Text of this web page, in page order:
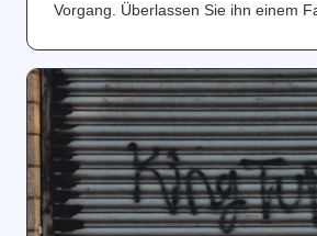
Vorgang. Überlassen Sie ihn einem